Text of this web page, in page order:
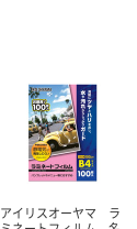
アイリスオーヤマ ラ